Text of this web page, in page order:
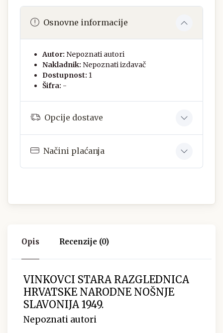
Osnovne informacije
Autor: Nepoznati autori
Nakladnik: Nepoznati izdavač
Dostupnost: 1
Šifra: -
Opcije dostave
Načini plaćanja
Opis Recenzije (0)
VINKOVCI STARA RAZGLEDNICA
HRVATSKE NARODNE NOŠNJE
SLAVONIJA 1949.
Nepoznati autori